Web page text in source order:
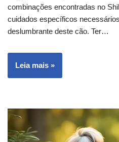
combinações encontradas no
cuidados específicos
deslumbrante deste cão. Ter…
Leia mais »